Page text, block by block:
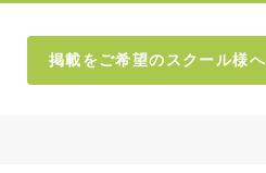
掲載をご希望のスクール様へ